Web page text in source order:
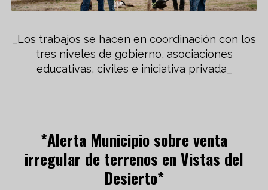
_Los trabajos se hacen en coordinación con los
tres niveles de gobierno, asociaciones
educativas, civiles e iniciativa privada_
*Alerta Municipio sobre venta
irregular de terrenos en Vistas del
Desierto*